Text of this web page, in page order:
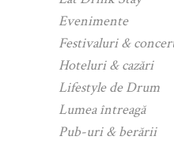
Evenimente
Festivaluri &
Hoteluri & cazări
Lifestyle de Drum
Lumea întreagă
Pub-uri & berării